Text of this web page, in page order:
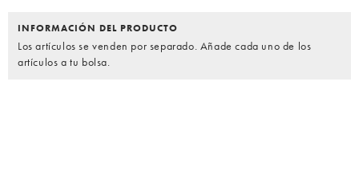
INFORMACIÓN DEL PRODUCTO
Los artículos se venden por separado. Añade cada uno de los
artículos a tu bolsa.